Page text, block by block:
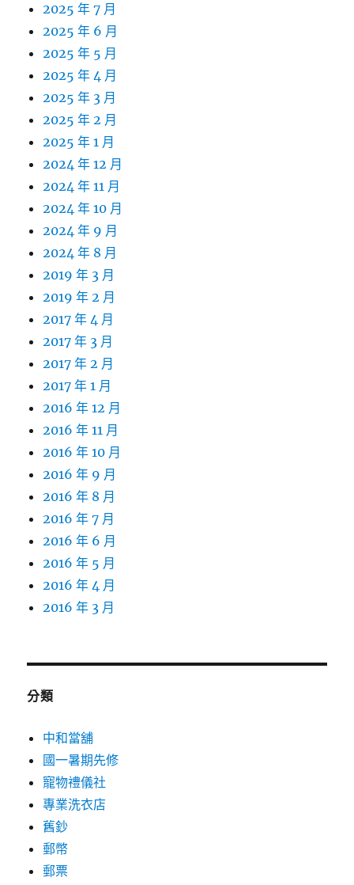
2025 年 7 月
2025 年 6 月
2025 年 5 月
2025 年 4 月
2025 年 3 月
2025 年 2 月
2025 年 1 月
2024 年 12 月
2024 年 11 月
2024 年 10 月
2024 年 9 月
2024 年 8 月
2019 年 3 月
2019 年 2 月
2017 年 4 月
2017 年 3 月
2017 年 2 月
2017 年 1 月
2016 年 12 月
2016 年 11 月
2016 年 10 月
2016 年 9 月
2016 年 8 月
2016 年 7 月
2016 年 6 月
2016 年 5 月
2016 年 4 月
2016 年 3 月
分類
中和當舖
國一暑期先修
寵物禮儀社
專業洗衣店
舊鈔
郵幣
郵票